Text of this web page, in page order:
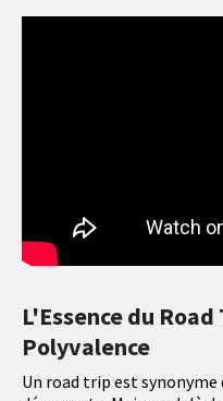
L'Essence du
Polyvalence
Un road trip est